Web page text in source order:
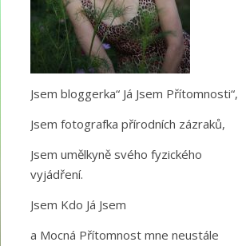
Jsem bloggerka“ Já Jsem Přítomnosti“,
Jsem fotografka přírodních zázraků,
Jsem umělkyně svého fyzického
vyjádření.
Jsem Kdo Já Jsem
a Mocná Přítomnost mne neustále